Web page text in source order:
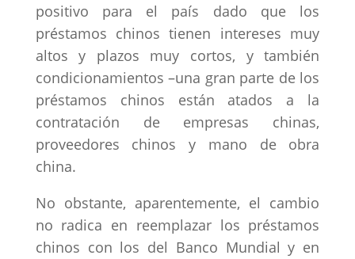
positivo para el país dado que los
préstamos chinos tienen intereses muy
altos y plazos muy cortos, y también
condicionamientos –una gran parte de los
préstamos chinos están atados a la
contratación de empresas chinas,
proveedores chinos y mano de obra
china.
No obstante, aparentemente, el cambio
no radica en reemplazar los préstamos
chinos con los del Banco Mundial y en